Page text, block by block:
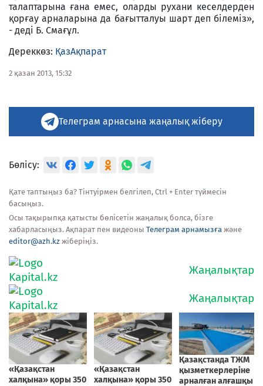
талаптарына ғана емес, оларды рухани кеселдерден
қорғау арналарына да бағытталуы шарт деп білеміз»,
- деді Б. Смағұл.
Дереккөз: ҚазАқпарат
2 қазан 2013, 15:32
Телеграм арнасына жаңалық жіберу
Бөлісу:
Қате таптыңыз ба? Тінтуірмен белгілеп, Ctrl + Enter түймесін
басыңыз.
Осы тақырыпқа қатысты бөлісетін жаңалық болса, бізге
хабарласыңыз. Ақпарат пен видеоны Телеграм арнамызға және
editor@azh.kz жіберіңіз.